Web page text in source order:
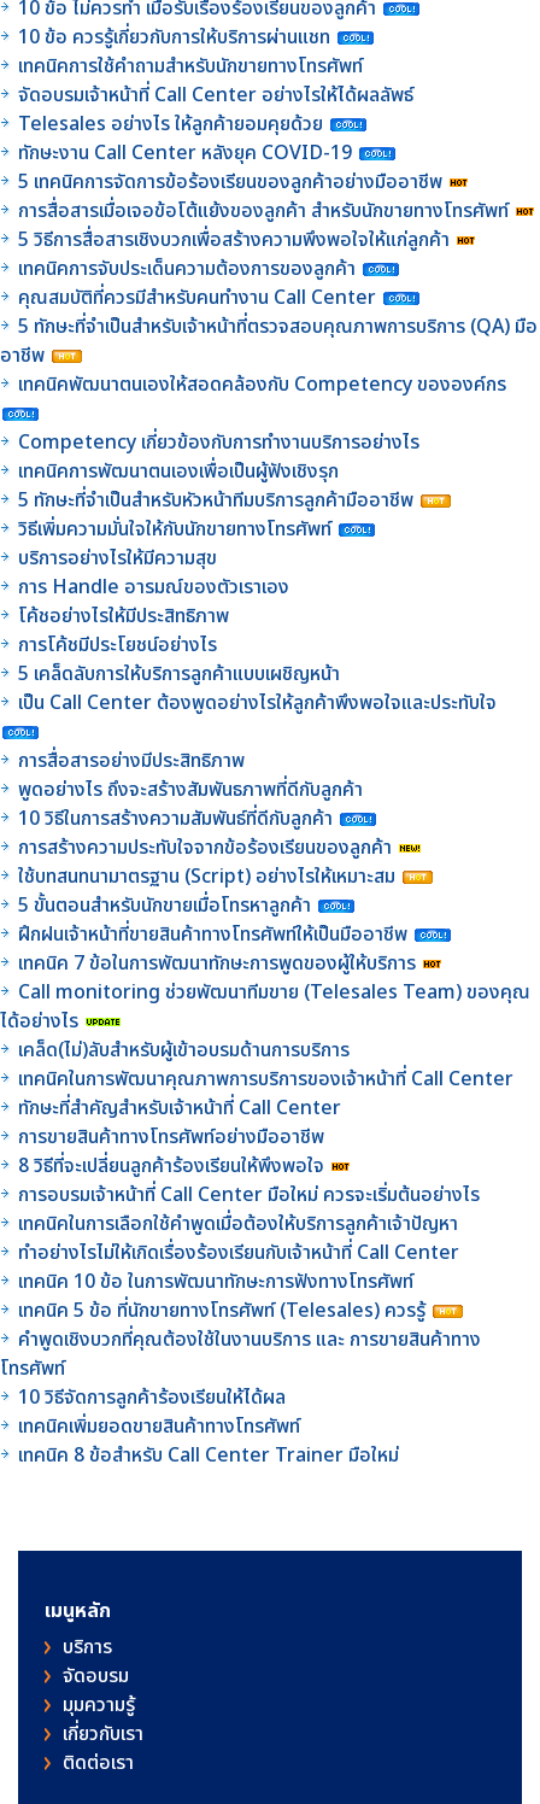
10 ข้อ ไม่ควรทำ เมื่อรับเรื่องร้องเรียนของลูกค้า
10 ข้อ ควรรู้เกี่ยวกับการให้บริการผ่านแชท
เทคนิคการใช้คำถามสำหรับนักขายทางโทรศัพท์
จัดอบรมเจ้าหน้าที่ Call Center อย่างไรให้ได้ผลลัพธ์
Telesales อย่างไร ให้ลูกค้ายอมคุยด้วย
ทักษะงาน Call Center หลังยุค COVID-19
5 เทคนิคการจัดการข้อร้องเรียนของลูกค้าอย่างมืออาชีพ
การสื่อสารเมื่อเจอข้อโต้แย้งของลูกค้า สำหรับนักขายทางโทรศัพท์
5 วิธีการสื่อสารเชิงบวกเพื่อสร้างความพึงพอใจให้แก่ลูกค้า
เทคนิคการจับประเด็นความต้องการของลูกค้า
คุณสมบัติที่ควรมีสำหรับคนทำงาน Call Center
5 ทักษะที่จำเป็นสำหรับเจ้าหน้าที่ตรวจสอบคุณภาพการบริการ (QA) มือ
อาชีพ
เทคนิคพัฒนาตนเองให้สอดคล้องกับ Competency ขององค์กร
Competency เกี่ยวข้องกับการทำงานบริการอย่างไร
เทคนิคการพัฒนาตนเองเพื่อเป็นผู้ฟังเชิงรุก
5 ทักษะที่จำเป็นสำหรับหัวหน้าทีมบริการลูกค้ามืออาชีพ
วิธีเพิ่มความมั่นใจให้กับนักขายทางโทรศัพท์
บริการอย่างไรให้มีความสุข
การ Handle อารมณ์ของตัวเราเอง
โค้ชอย่างไรให้มีประสิทธิภาพ
การโค้ชมีประโยชน์อย่างไร
5 เคล็ดลับการให้บริการลูกค้าแบบเผชิญหน้า
เป็น Call Center ต้องพูดอย่างไรให้ลูกค้าพึงพอใจและประทับใจ
การสื่อสารอย่างมีประสิทธิภาพ
พูดอย่างไร ถึงจะสร้างสัมพันธภาพที่ดีกับลูกค้า
10 วิธีในการสร้างความสัมพันธ์ที่ดีกับลูกค้า
การสร้างความประทับใจจากข้อร้องเรียนของลูกค้า
ใช้บทสนทนามาตรฐาน (Script) อย่างไรให้เหมาะสม
5 ขั้นตอนสำหรับนักขายเมื่อโทรหาลูกค้า
ฝึกฝนเจ้าหน้าที่ขายสินค้าทางโทรศัพท์ให้เป็นมืออาชีพ
เทคนิค 7 ข้อในการพัฒนาทักษะการพูดของผู้ให้บริการ
Call monitoring ช่วยพัฒนาทีมขาย (Telesales Team) ของคุณ
ได้อย่างไร
เคล็ด(ไม่)ลับสำหรับผู้เข้าอบรมด้านการบริการ
เทคนิคในการพัฒนาคุณภาพการบริการของเจ้าหน้าที่ Call Center
ทักษะที่สำคัญสำหรับเจ้าหน้าที่ Call Center
การขายสินค้าทางโทรศัพท์อย่างมืออาชีพ
8 วิธีที่จะเปลี่ยนลูกค้าร้องเรียนให้พึงพอใจ
การอบรมเจ้าหน้าที่ Call Center มือใหม่ ควรจะเริ่มต้นอย่างไร
เทคนิคในการเลือกใช้คำพูดเมื่อต้องให้บริการลูกค้าเจ้าปัญหา
ทำอย่างไรไม่ให้เกิดเรื่องร้องเรียนกับเจ้าหน้าที่ Call Center
เทคนิค 10 ข้อ ในการพัฒนาทักษะการฟังทางโทรศัพท์
เทคนิค 5 ข้อ ที่นักขายทางโทรศัพท์ (Telesales) ควรรู้
คำพูดเชิงบวกที่คุณต้องใช้ในงานบริการ และ การขายสินค้าทาง
โทรศัพท์
10 วิธีจัดการลูกค้าร้องเรียนให้ได้ผล
เทคนิคเพิ่มยอดขายสินค้าทางโทรศัพท์
เทคนิค 8 ข้อสำหรับ Call Center Trainer มือใหม่
เมนูหลัก
บริการ
จัดอบรม
มุมความรู้
เกี่ยวกับเรา
ติดต่อเรา